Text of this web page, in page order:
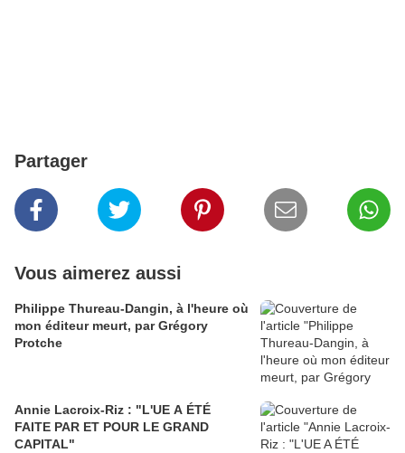
Partager
Vous aimerez aussi
Philippe Thureau-Dangin, à l'heure où
mon éditeur meurt, par Grégory
Protche
Annie Lacroix-Riz : "L'UE A ÉTÉ
FAITE PAR ET POUR LE GRAND
CAPITAL"